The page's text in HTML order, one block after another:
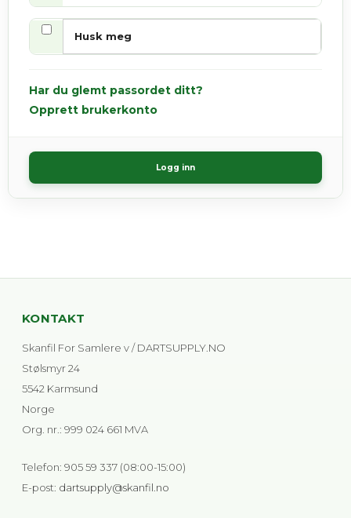
Husk meg
Har du glemt passordet ditt?
Opprett brukerkonto
Logg inn
KONTAKT
Skanfil For Samlere v / DARTSUPPLY.NO
Stølsmyr 24
5542 Karmsund
Norge
Org. nr.: 999 024 661 MVA
Telefon: 905 59 337 (08:00-15:00)
E-post: dartsupply@skanfil.no